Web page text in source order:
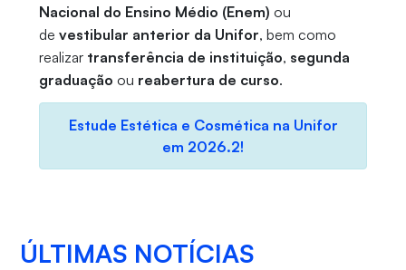
Nacional do Ensino Médio (Enem) ou
de vestibular anterior da Unifor, bem como
realizar transferência de instituição, segunda
graduação ou reabertura de curso.
Estude Estética e Cosmética na Unifor
em 2026.2!
ÚLTIMAS NOTÍCIAS